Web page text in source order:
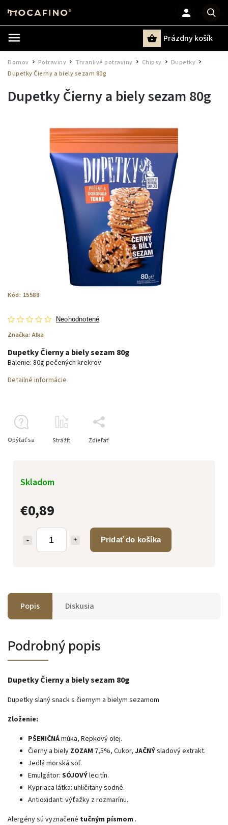
Prázdny košík
Domov Potraviny / Trvanlivé potraviny Chipsy Dupetky /
Dupetky Čierny a biely sezam 80g
Dupetky Čierny a biely sezam 80g
Kód: 15588
Neohodnotené
Značka: Alka
€0,89
Pridať do košíka
Skladom
Dupetky Čierny a biely sezam 80g
Balenie: 80g pečených krekrov
Detailné informácie
Opýtať sa Strážiť Zdieľať
Popis Diskusia
Podrobný popis
Dupetky Čierny a biely sezam 80g
Dupetky slaný snack s čiernym a bielym sezamom
Zloženie:
PŠENIČNÁmúka, Repkový olej.
Čierny a biely ZOZAM 7,5%, Cukor, JAČNÝsladový extrakt.
Jedlá morská soľ.
Emulgátor: SÓJOVÝlecitín.
Kypriaca látka: uhličitany sodné.
Antioxidant: výťažky z rozmarínu.
Alergény sú vyznačené tučným písmom .